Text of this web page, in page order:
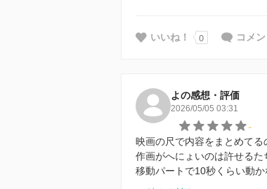
いいね！ 0 コメ
よの感想・評価
2026/05/05 03:31
-
映画の尺で内容をまとめてる
作画がへにょいのは許せるた
移動パートで10秒くらい動